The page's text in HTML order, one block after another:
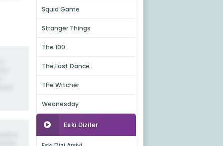
Squid Game
Stranger Things
The 100
The Last Dance
The Witcher
Wednesday
Eski Diziler